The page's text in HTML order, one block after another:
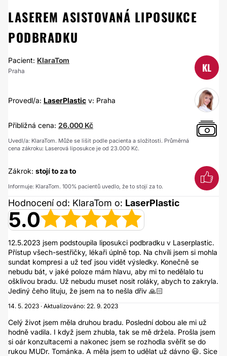
LASEREM ASISTOVANÁ LIPOSUKCE
PODBRADKU
Pacient: KlaraTom
Praha KL
Provedl/a: LaserPlastic v: Praha
Přibližná cena: 26.000 Kč
Uvedl/a: KlaraTom. Může se lišit podle pacienta a složitosti. Průměrná
cena zákroku: Laserová liposukce je od 23.000 Kč.
Zákrok: stojí to za to
Informuje: KlaraTom. 100% pacientů uvedlo, že to stojí za to.
Hodnocení od: KlaraTom o: LaserPlastic
5.0
12.5.2023 jsem podstoupila liposukci podbradku v Laserplastic.
Přístup všech-sestřičky, lékaři úplně top. Na chvíli jsem si mohla
sundat kompresi a už teď jsou vidět výsledky. Konečně se
nebudu bát, v jaké poloze mám hlavu, aby mi to nedělalo tu
ošklivou bradu. Už nebudu muset nosit roláky, abych to zakryla.
Jediný čeho lituju, že jsem na to nešla dřiv 🙏🏻
14. 5. 2023 · Aktualizováno: 22. 9. 2023
Celý život jsem měla druhou bradu. Poslední dobou ale mi už
hodně vadila. I když jsem zhubla, tak se mě držela. Prošla jsem
si oár konzultacemi a nakonec jsem se rozhodla svěřit se do
rukou MUDr. Tománka. A měla jsem to udělat už dávno 😃. Sice